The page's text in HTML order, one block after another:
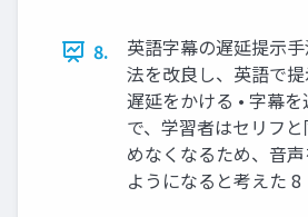
8.
英語字幕の遅延提示
法を改良し、英語で
遅延をかける • 字幕
で、学習者はセリフ
めなくなるため、音
ようになると考えた 8